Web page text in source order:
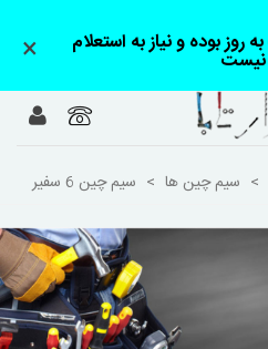
بوده و نیاز به استعلام ×
> سیم چین ها > سیم چین 6 سفیر